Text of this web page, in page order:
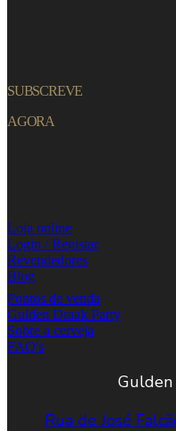
SUBSCREVE
AGORA
Loja online
Login / Registar
Revendedores
Blog
Pontos de venda
Gulden Draak Party
Sobre a cerveja
FAQ's
Gulden
Rua de José